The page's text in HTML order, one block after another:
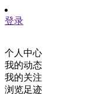
登录
个人中心
我的动态
我的关注
浏览足迹